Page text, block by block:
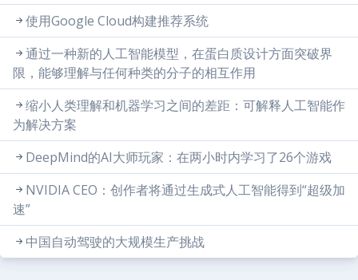
使用Google Cloud构建推荐系统
通过一种新的人工智能模型，在蛋白质设计方面突破界
限，能够理解与任何种类的分子的相互作用
缩小人类理解和机器学习之间的差距：可解释人工智能作
为解决方案
DeepMind的AI大师玩家：在两小时内学习了26个游戏
NVIDIA CEO：创作者将通过生成式人工智能得到“超级加
速”
中国自动驾驶的大规模生产挑战